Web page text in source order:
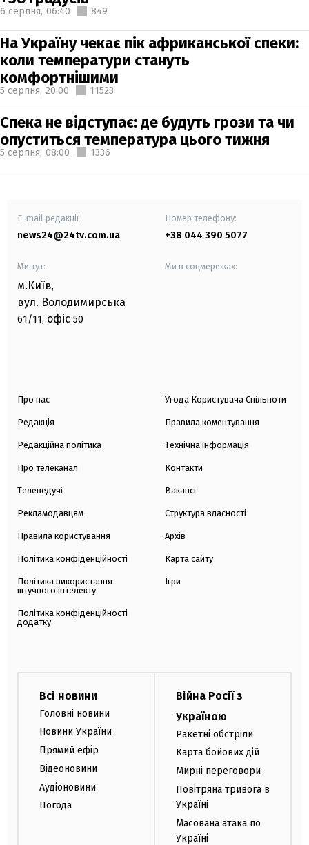
6 серпня, 06:40 849
На Україну чекає пік африканської спеки:
коли температури стануть
комфортнішими
5 серпня, 20:00 11523
Спека не відступає: де будуть грози та чи
опуститься температура цього тижня
5 серпня, 08:00 1336
E-mail редакції
news24@24tv.com.ua
Номер телефону:
+38 044 390 5077
Ми тут:
м.Київ,
вул. Володимирська
61/11, офіс 50
Ми в соцмережах:
Про нас
Редакція
Редакційна політика
Про телеканал
Телеведучі
Рекламодавцям
Правила користування
Політика конфіденційності
Політика використання
штучного інтелекту
Політика конфіденційності
додатку
Угода Користувача Спільноти
Правила коментування
Технічна інформація
Контакти
Вакансії
Структура власності
Архів
Карта сайту
Ігри
Всі новини
Головні новини
Новини України
Прямий ефір
Відеоновини
Аудіоновини
Погода
Війна Росії з
Україною
Ракетні обстріли
Карта бойових дій
Мирні переговори
Повітряна тривога в
Україні
Масована атака по
Україні